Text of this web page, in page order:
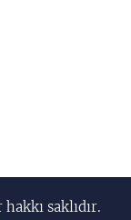
saklıdır.